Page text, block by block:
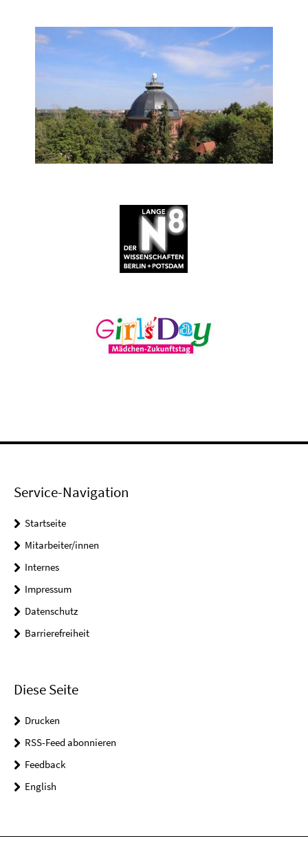
Service-Navigation
Startseite
Mitarbeiter/innen
Internes
Impressum
Datenschutz
Barrierefreiheit
Diese Seite
Drucken
RSS-Feed abonnieren
Feedback
English